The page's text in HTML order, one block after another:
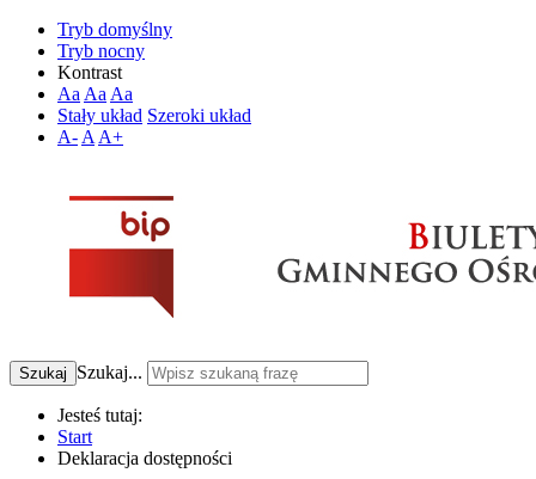
Tryb domyślny
Tryb nocny
Kontrast
Aa Aa Aa
Stały układ Szeroki układ
A- A A+
Szukaj Szukaj...
Jesteś tutaj:
Start
Deklaracja dostępności